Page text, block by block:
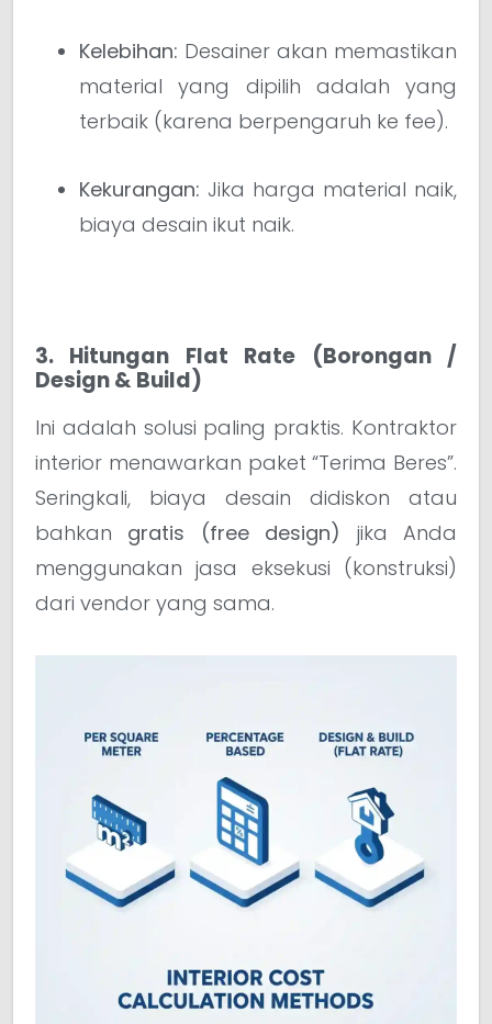
Kelebihan: Desainer akan memastikan
material yang dipilih adalah yang
terbaik (karena berpengaruh ke fee).
Kekurangan: Jika harga material naik,
biaya desain ikut naik.
3. Hitungan Flat Rate (Borongan /
Design & Build)
Ini adalah solusi paling praktis. Kontraktor
interior menawarkan paket “Terima Beres”.
Seringkali, biaya desain didiskon atau
bahkan gratis (free design) jika Anda
menggunakan jasa eksekusi (konstruksi)
dari vendor yang sama.